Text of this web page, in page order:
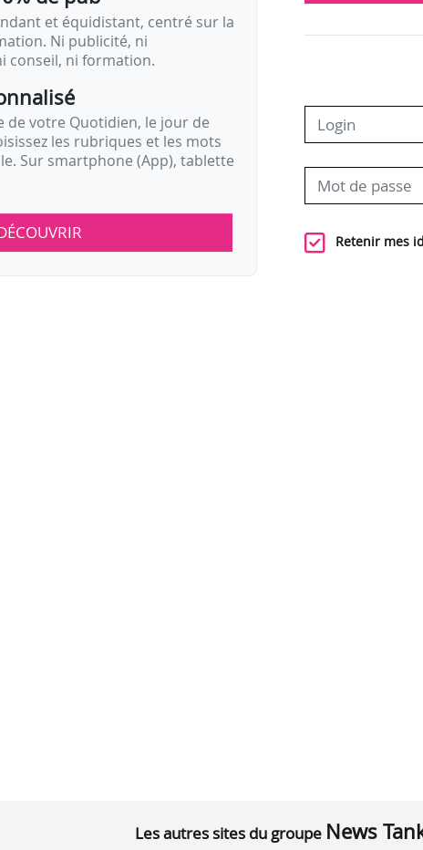
et équidistant, centré sur la
Ni publicité, ni
conseil, ni formation.
de votre Quotidien, le jour de
les rubriques et les mots
Sur smartphone (App), tablette
Retenir mes
Les autres sites du groupe News